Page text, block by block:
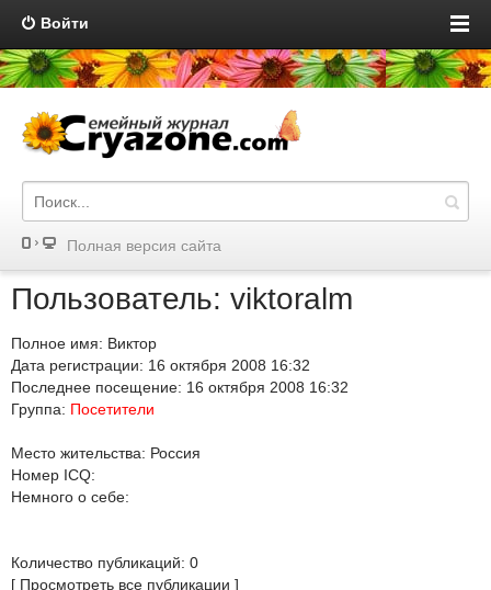
Войти
Полная версия сайта
Пользователь: viktoralm
Полное имя: Виктор
Дата регистрации: 16 октября 2008 16:32
Последнее посещение: 16 октября 2008 16:32
Группа: Посетители
Место жительства: Россия
Номер ICQ:
Немного о себе:
Количество публикаций: 0
[ Просмотреть все публикации ]